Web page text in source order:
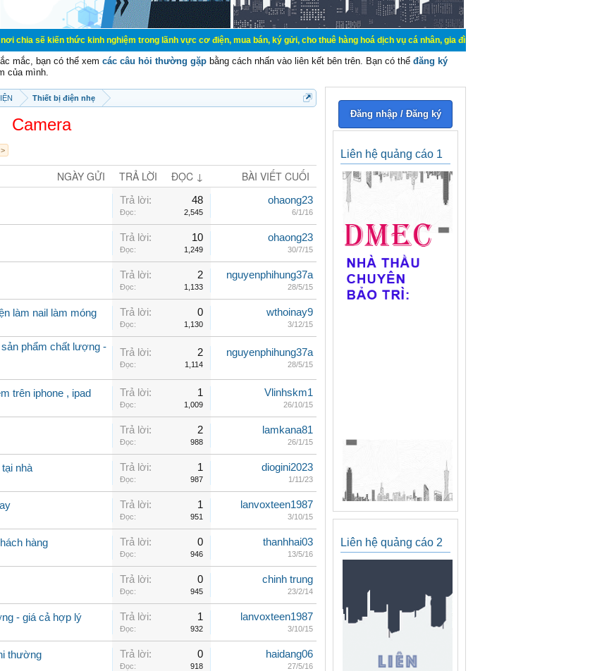
thức kinh nghiệm trong lãnh vực cơ điện, mua bán, ký gửi, cho thuê hàng hoá dịch vụ cá nhân, gia đình. Mua bán, ký gửi, cho thuê thiết bị
mắc, bạn có thể xem các câu hỏi thường gặp bằng cách nhấn vào liên kết bên trên. Bạn có thể đăng ký
của mình.
Thiết bị điện nhẹ
Camera
NGÀY GỬI TRẢ LỜI ĐỌC ↓ BÀI VIẾT CUỐI
Trả lời: 48
Đọc: 2,545
ohaong23
6/1/16
Trả lời: 10
Đọc: 1,249
ohaong23
30/7/15
Trả lời: 2
Đọc: 1,133
nguyenphihung37a
28/5/15
làm nail làm móng Trả lời: 0
Đọc: 1,130
wthoinay9
3/12/15
phẩm chất lượng -
Trả lời: 2
Đọc: 1,114
nguyenphihung37a
28/5/15
trên iphone , ipad Trả lời: 1
Đọc: 1,009
Vlinhskm1
26/10/15
Trả lời: 2
Đọc: 988
lamkana81
26/1/15
nhà Trả lời: 1
Đọc: 987
diogini2023
1/11/23
Trả lời: 1
Đọc: 951
lanvoxteen1987
3/10/15
hàng Trả lời: 0
Đọc: 946
thanhhai03
13/5/16
Trả lời: 0
Đọc: 945
chinh trung
23/2/14
- giá cả hợp lý Trả lời: 1
Đọc: 932
lanvoxteen1987
3/10/15
thường Trả lời: 0
Đọc: 918
haidang06
27/5/16
Đăng nhập / Đăng ký
Liên hệ quảng cáo 1
Liên hệ quảng cáo 2